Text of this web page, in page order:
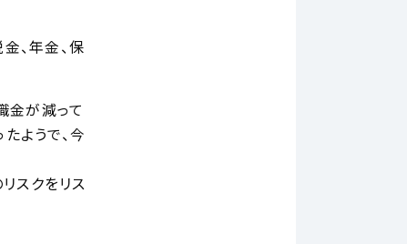
、年金、保
金が減って
ようで、今
スクをリス